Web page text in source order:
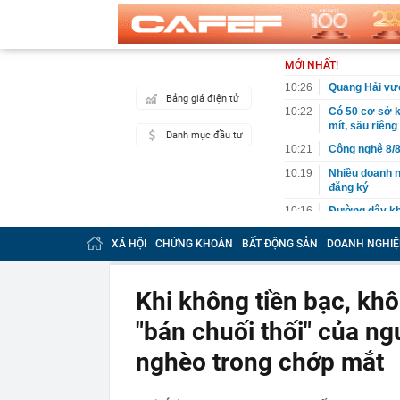
Bảng giá điện tử
Danh mục đầu tư
MỚI NHẤT!
10:26
Quang Hải
10:22
Có 50 cơ sở
mít, sầu riêng
10:21
Công nghệ
10:19
Nhiều doanh
đăng ký
10:16
Đường dây
10:12
Việt Nam có
quyết từ
10:05
Thay sàn
'khủng': Tuổi
Mức phạt
có hành vi sau
XÃ HỘI CHỨNG KHOÁN BẤT ĐỘNG SẢN DOANH
Khi không tiền bạc,
"bán chuối thối" của
nghèo trong chớp mắt